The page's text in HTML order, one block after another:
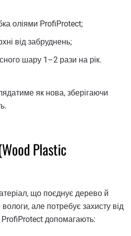
оліями ProfiProtect;
від забруднень;
шару 1–2 рази на рік.
як нова, зберігаючи
Plastic
що поєднує дерево й
але потребує захисту від
допомагають: